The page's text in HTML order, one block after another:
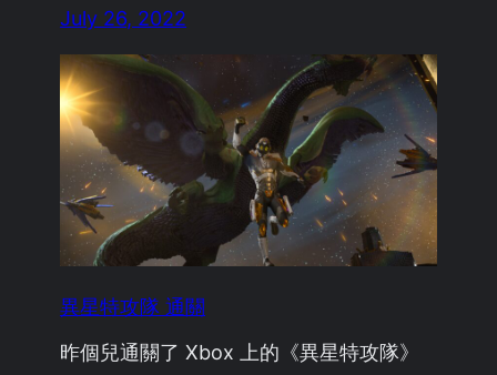
July 26, 2022
異星特攻隊 通關
昨個兒通關了 Xbox 上的《異星特攻隊》